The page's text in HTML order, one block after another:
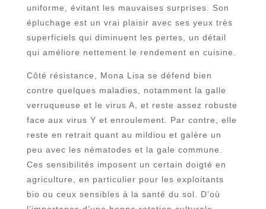
uniforme, évitant les mauvaises surprises. Son
épluchage est un vrai plaisir avec ses yeux très
superficiels qui diminuent les pertes, un détail
qui améliore nettement le rendement en cuisine.
Côté résistance, Mona Lisa se défend bien
contre quelques maladies, notamment la galle
verruqueuse et le virus A, et reste assez robuste
face aux virus Y et enroulement. Par contre, elle
reste en retrait quant au mildiou et galère un
peu avec les nématodes et la gale commune.
Ces sensibilités imposent un certain doigté en
agriculture, en particulier pour les exploitants
bio ou ceux sensibles à la santé du sol. D’où